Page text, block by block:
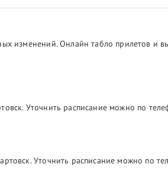
изменений. Онлайн табло прилетов и
Уточнить расписание можно по
Уточнить расписание можно по